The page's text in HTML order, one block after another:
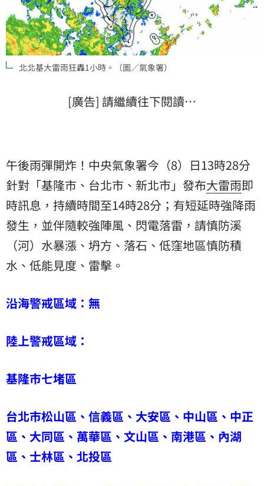
北北基大雷雨狂轟1小時。（圖／氣象署）
[廣告] 請繼續往下閱讀…
午後雨彈開炸！中央氣象署今（8）日13時28分
針對「基隆市、台北市、新北市」發布大雷雨即
時訊息，持續時間至14時28分；有短延時強降雨
發生，並伴隨較強陣風、閃電落雷，請慎防溪
（河）水暴漲、坍方、落石、低窪地區慎防積
水、低能見度、雷擊。
沿海警戒區域：無
陸上警戒區域：
基隆市七堵區
台北市松山區、信義區、大安區、中山區、中正
區、大同區、萬華區、文山區、南港區、內湖
區、士林區、北投區